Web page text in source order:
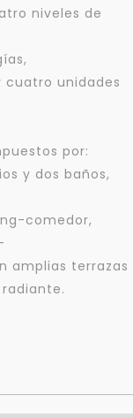
niveles de
cuatro unidades
por:
y dos baños,
comedor,
amplias terrazas